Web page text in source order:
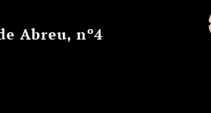
Abreu, nº4